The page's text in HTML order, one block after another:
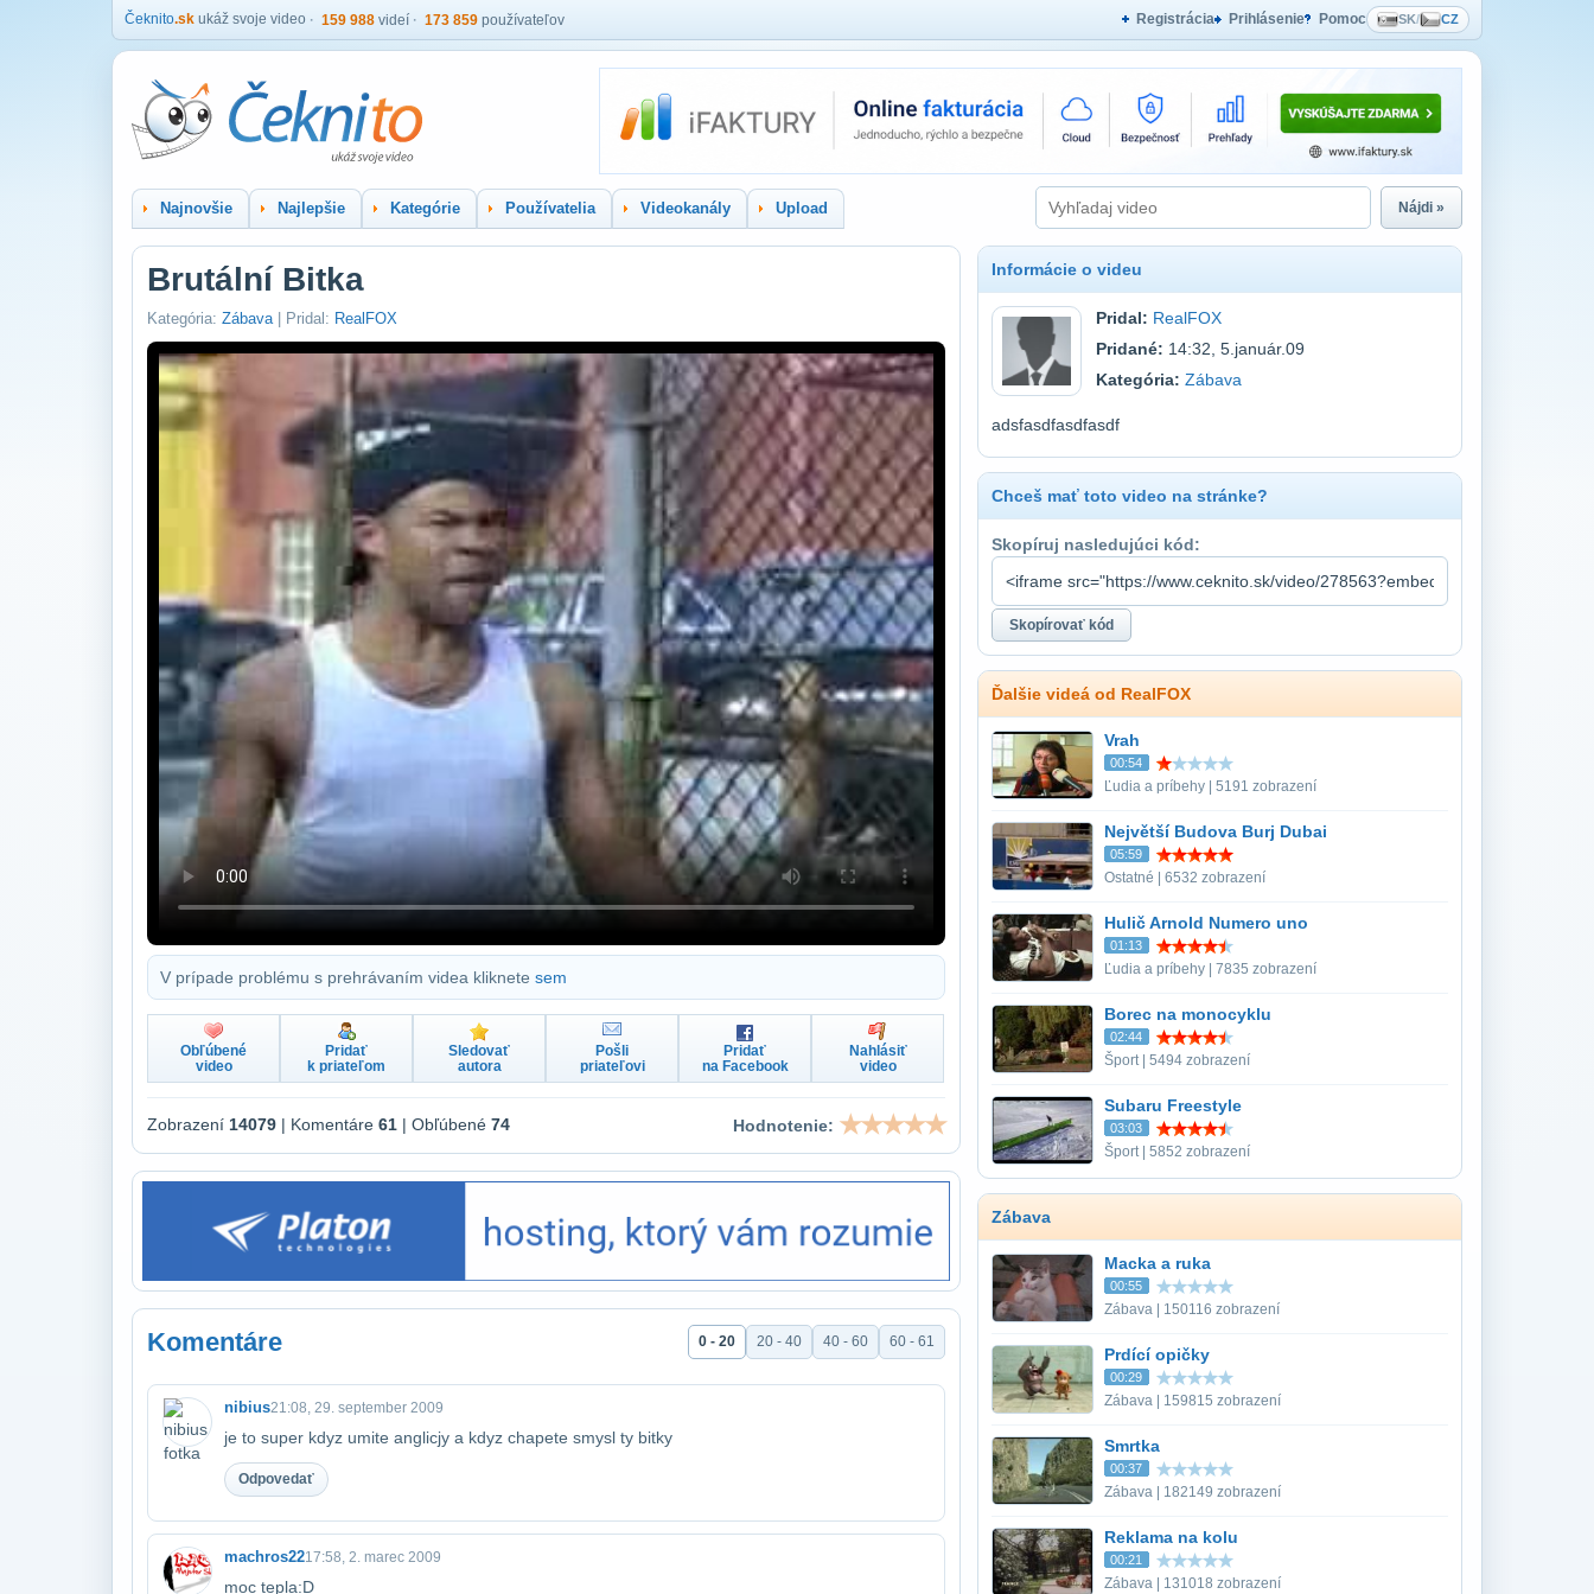
Čeknito.sk ukáž svoje video 159 988 videí 173 859 používateľov Registrácia Prihlásenie Pomoc SK/ CZ
Najnovšie Najlepšie Kategórie Používatelia Videokanály Upload Nájdi »
Brutální Bitka
Kategória: Zábava| Pridal: RealFOX
V prípade problému s prehrávaním videa kliknete sem
Obľúbené
video
Pridať
k priateľom
Sledovať
autora
Pošli
priateľovi
Pridať
na Facebook
Nahlásiť
video
Zobrazení 14079 | Komentáre 61 | Obľúbené 74 Hodnotenie:
Komentáre 0 - 20 20 - 40 40 - 60 60 - 61
nibius21:08, 29. september 2009
je to super kdyz umite anglicjy a kdyz chapete smysl ty bitky
Odpovedať
machros2217:58, 2. marec 2009
moc tepla:D
Informácie o videu
Pridal: RealFOX
Pridané: 14:32, 5.január.09
Kategória: Zábava
adsfasdfasdfasdf
Chceš mať toto video na stránke?
Skopíruj nasledujúci kód:
Ďalšie videá od RealFOX
Vrah
00:54
Ľudia a príbehy | 5191 zobrazení
Největší Budova Burj Dubai
05:59
Ostatné | 6532 zobrazení
Hulič Arnold Numero uno
01:13
Ľudia a príbehy | 7835 zobrazení
Borec na monocyklu
02:44
Šport | 5494 zobrazení
Subaru Freestyle
03:03
Šport | 5852 zobrazení
Zábava
Macka a ruka
00:55
Zábava | 150116 zobrazení
Prdící opičky
00:29
Zábava | 159815 zobrazení
Smrtka
00:37
Zábava | 182149 zobrazení
Reklama na kolu
00:21
Zábava | 131018 zobrazení